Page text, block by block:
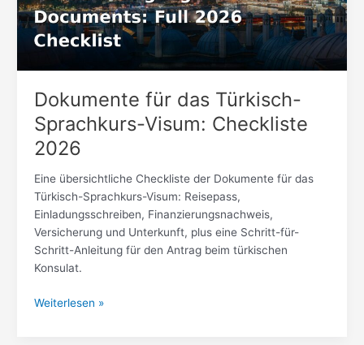
Dokumente für das Türkisch-
Sprachkurs-Visum: Checkliste
2026
Eine übersichtliche Checkliste der Dokumente für das
Türkisch-Sprachkurs-Visum: Reisepass,
Einladungsschreiben, Finanzierungsnachweis,
Versicherung und Unterkunft, plus eine Schritt-für-
Schritt-Anleitung für den Antrag beim türkischen
Konsulat.
Checkliste
2026
Weiterlesen »